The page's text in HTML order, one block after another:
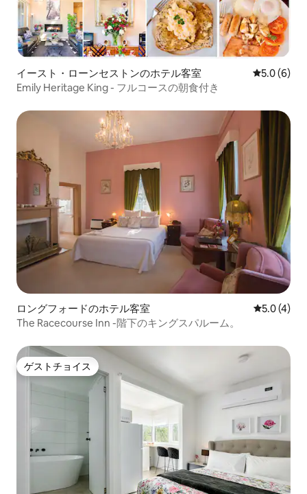
イースト・ローンセストンのホテル客室 レビュー6
5.0 (6)
Emily Heritage King - フルコースの朝食付き
ロングフォードのホテル客室 レビュー4
5.0 (4)
The Racecourse Inn -階下のキングスパルーム。
ゲストチョイス
ゲストチョイス